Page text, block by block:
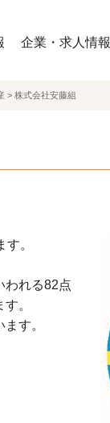
企業・求人情報
> 株式会社安藤組
。
われる82点
。
す。